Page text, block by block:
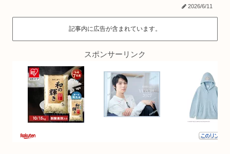
2026/6/11
記事内に広告が含まれています。
スポンサーリンク